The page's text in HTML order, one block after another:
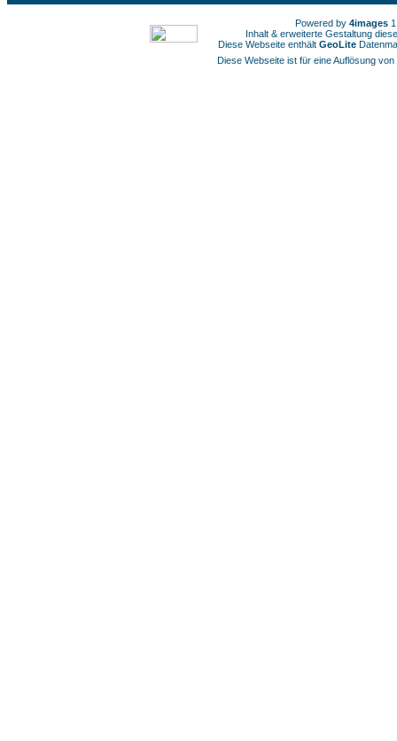
Powered by 4images
Inhalt & erweiterte Gestaltung
Diese Webseite enthält GeoLite
Diese Webseite ist für eine Auflösung